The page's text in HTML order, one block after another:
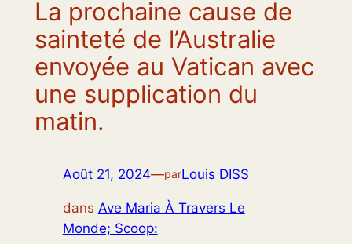
La prochaine cause de
sainteté de l’Australie
envoyée au Vatican avec
une supplication du
matin.
Août 21, 2024—parLouis DISS
dans Ave Maria À Travers Le
Monde; Scoop: